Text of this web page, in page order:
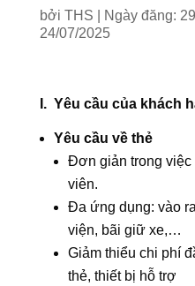
bởi THS
Ngày đăng:
24/07/2025
I. Yêu cầu của khách
Yêu cầu về thẻ
Đơn giản trong việc
viên.
Đa ứng dụng: vào
viện, bãi giữ xe,…
Giảm thiểu chi phí
thẻ, thiết bị hỗ trợ